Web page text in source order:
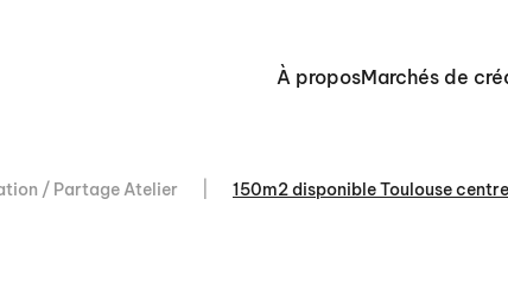
À proposMarchés de
/ Partage Atelier 150m2 disponible Toulouse centre